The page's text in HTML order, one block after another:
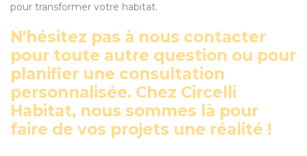
pour transformer votre habitat.
N'hésitez pas à nous contacter
pour toute autre question ou pour
planifier une consultation
personnalisée. Chez Circelli
Habitat, nous sommes là pour
faire de vos projets une réalité !